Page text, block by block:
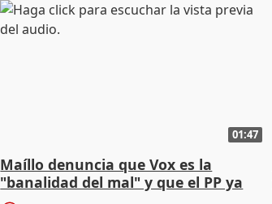
01:47
Maíllo denuncia que Vox es la
"banalidad del mal" y que el PP ya
asume todas sus tesis